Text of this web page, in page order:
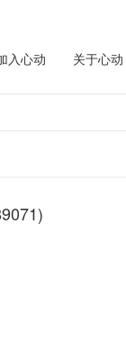
入心动 关于心动